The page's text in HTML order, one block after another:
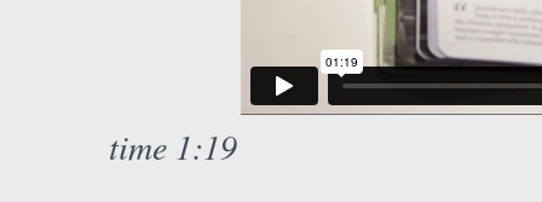
time 1:19